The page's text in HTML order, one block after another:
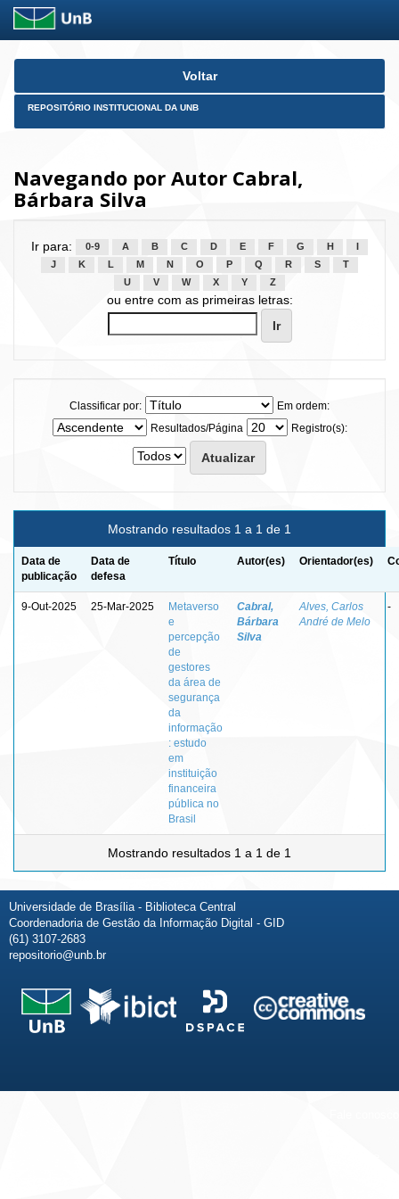
Skip
Voltar
REPOSITÓRIO INSTITUCIONAL DA UNB
Navegando por Autor Cabral,
Bárbara Silva
Ir para: 0-9 A B C D E F G H
J
K L M N O P Q R S
T
U
V W X Y Z
ou entre com as primeiras letras:
Classificar por:
Em ordem:
Resultados/Página
Registro(s):
Mostrando resultados 1 a 1 de 1
Data de
publicação
Data de
defesa
Título Autor(es) Orientador(es)
9-Out-2025 25-Mar-2025
Metaverso
e
percepção
de
gestores
da área de
segurança
da
informação
: estudo
em
instituição
financeira
pública no
Brasil
Cabral,
Bárbara
Silva
Alves, Carlos
André de Melo
-
Mostrando resultados 1 a 1 de 1
Universidade de Brasília - Biblioteca Central
Coordenadoria de Gestão da Informação Digital - GID
(61) 3107-2683
repositorio@unb.br